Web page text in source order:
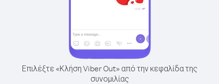
Επιλέξτε «Κλήση Viber Out» από την κεφαλίδα της
συνομιλίας